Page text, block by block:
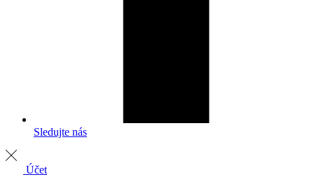
Sledujte nás
Účet